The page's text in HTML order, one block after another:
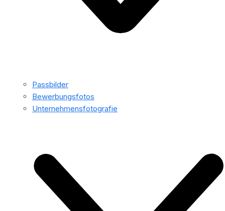
Passbilder
Bewerbungsfotos
Unternehmensfotografie